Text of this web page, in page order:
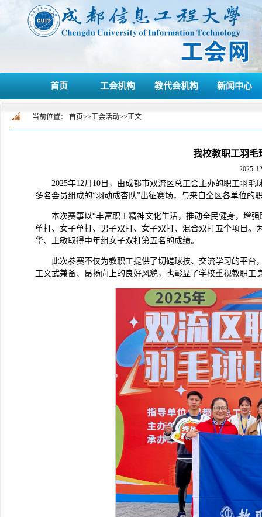
首页 工会机构 教代会机构 新闻中心
当前位置： 首页>>工会活动>>正文
我校教职工羽毛
2025-
2025年12月10日，由成都市双流区总工会主办的职工羽
多名会员组成的“羽动成杏队”出征赛场，与来自全区各单位
本次赛事以“丰富职工精神文化生活，推动全民健身，增
单打、女子单打、男子双打、女子双打、混合双打五个项目
华、王敏取得中年组女子双打第五名的成绩。
此次参赛不仅为教职工提供了切磋球技、交流学习的平
工文武兼备、昂扬向上的良好风貌，也彰显了学校重视教职工